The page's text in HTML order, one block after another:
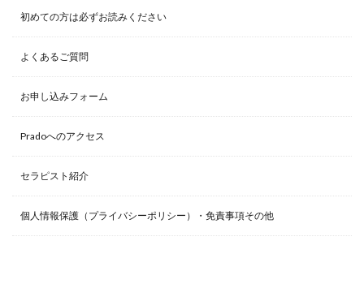
初めての方は必ずお読みください
よくあるご質問
お申し込みフォーム
Pradoへのアクセス
セラピスト紹介
個人情報保護（プライバシーポリシー）・免責事項その他